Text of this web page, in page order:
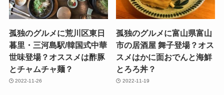
孤独のグルメに荒川区東日
暮里・三河島駅/韓国式中華
世味登場？オススメは酢豚
とチャムチャ麺？
2022-11-26
孤独のグルメに富山県富山
市の居酒屋 舞子登場？オス
スメはかに面おでんと海鮮
とろろ丼？
2022-11-19